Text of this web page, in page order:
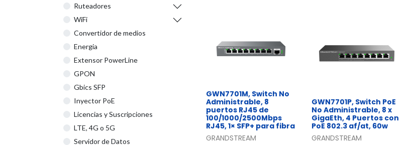
Ruteadores
WiFi
Convertidor de medios
Energia
Extensor PowerLine
GPON
Gbics SFP
Inyector PoE
Licencias y Suscripciones
LTE, 4G o 5G
Servidor de Datos
GWN7701M, Switch No
Administrable, 8
puertos RJ45 de
100/1000/2500Mbps
RJ45, 1× SFP+ para fibra
GRANDSTREAM
GWN7701P, Switch PoE
No Administrable, 8 x
GigaEth, 4 Puertos con
PoE 802.3 af/at, 60w
GRANDSTREAM